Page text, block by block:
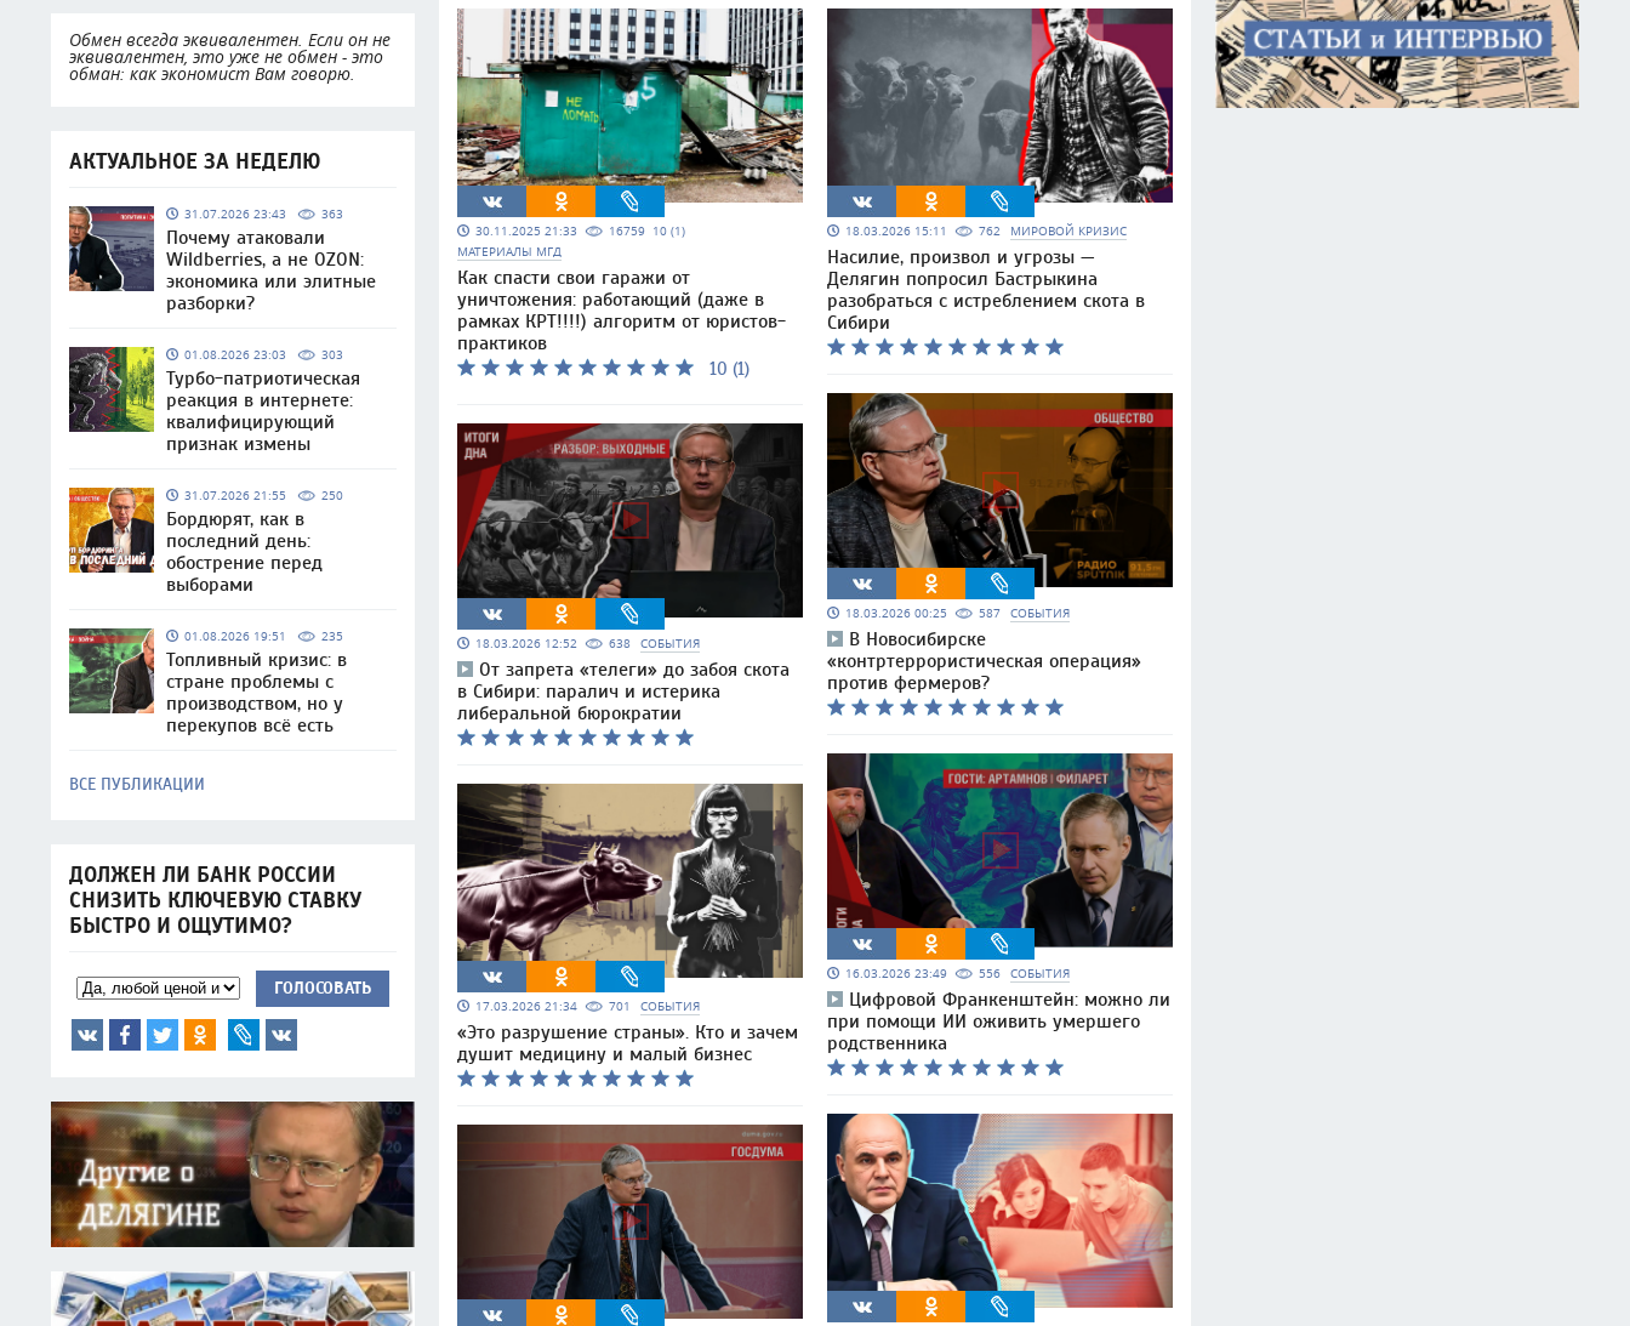
Обмен всегда эквивалентен. Если он не
эквивалентен, это уже не обмен - это
обман: как экономист Вам говорю.
АКТУАЛЬНОЕ ЗА НЕДЕЛЮ
31.07.2026 23:43 363
Почему атаковали
Wildberries, а не OZON:
экономика или элитные
разборки?
01.08.2026 23:03 303
Турбо-патриотическая
реакция в интернете:
квалифицирующий
признак измены
31.07.2026 21:55 250
Бордюрят, как в
последний день:
обострение перед
выборами
01.08.2026 19:51 235
Топливный кризис: в
стране проблемы с
производством, но у
перекупов всё есть
ВСЕ ПУБЛИКАЦИИ
ДОЛЖЕН ЛИ БАНК РОССИИ
СНИЗИТЬ КЛЮЧЕВУЮ СТАВКУ
БЫСТРО И ОЩУТИМО?
ГОЛОСОВАТЬ
30.11.2025 21:33 16759 10 (1)
МАТЕРИАЛЫ МГД
Как спасти свои гаражи от
уничтожения: работающий (даже в
рамках КРТ!!!!) алгоритм от юристов-
практиков
10 (1)
18.03.2026 12:52 638 СОБЫТИЯ
От запрета «телеги» до забоя скота
в Сибири: паралич и истерика
либеральной бюрократии
17.03.2026 21:34 701 СОБЫТИЯ
«Это разрушение страны». Кто и зачем
душит медицину и малый бизнес
18.03.2026 15:11 762 МИРОВОЙ КРИЗИС
Насилие, произвол и угрозы —
Делягин попросил Бастрыкина
разобраться с истреблением скота в
Сибири
18.03.2026 00:25 587 СОБЫТИЯ
В Новосибирске
«контртеррористическая операция»
против фермеров?
16.03.2026 23:49 556 СОБЫТИЯ
Цифровой Франкенштейн: можно ли
при помощи ИИ оживить умершего
родственника